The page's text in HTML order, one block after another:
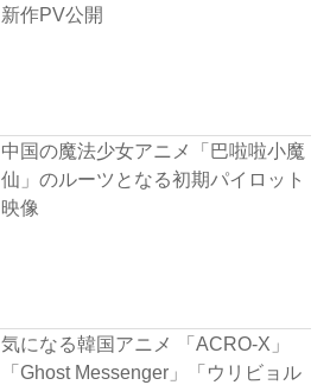
新作PV公開
中国の魔法少女アニメ「巴啦啦小魔
仙」のルーツとなる初期パイロット
映像
気になる韓国アニメ 「ACRO-X」
「Ghost Messenger」「ウリビョル